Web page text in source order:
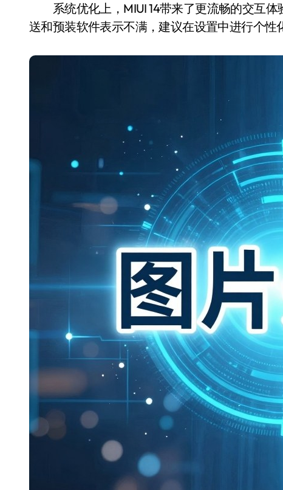
系统优化上，MIUI 14带来了更流畅的交互体
送和预装软件表示不满，建议在设置中进行个性